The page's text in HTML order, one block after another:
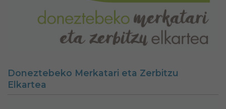
Doneztebeko Merkatari eta Zerbitzu
Elkartea